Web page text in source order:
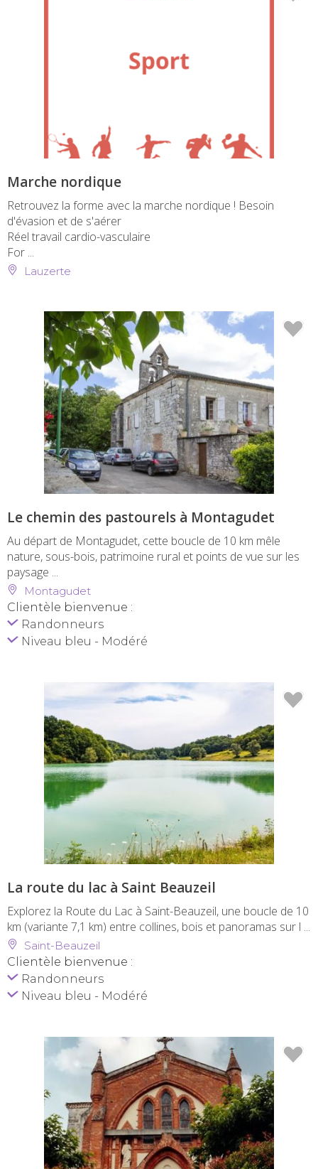
Marche nordique
Retrouvez la forme avec la marche nordique ! Besoin
d'évasion et de s'aérer
Réel travail cardio-vasculaire
For ...
Lauzerte
Le chemin des pastourels à Montagudet
Au départ de Montagudet, cette boucle de 10 km mêle
nature, sous-bois, patrimoine rural et points de vue sur les
paysage ...
Montagudet
Clientèle bienvenue :
Randonneurs
Niveau bleu - Modéré
La route du lac à Saint Beauzeil
Explorez la Route du Lac à Saint-Beauzeil, une boucle de 10
km (variante 7,1 km) entre collines, bois et panoramas sur l ...
Saint-Beauzeil
Clientèle bienvenue :
Randonneurs
Niveau bleu - Modéré